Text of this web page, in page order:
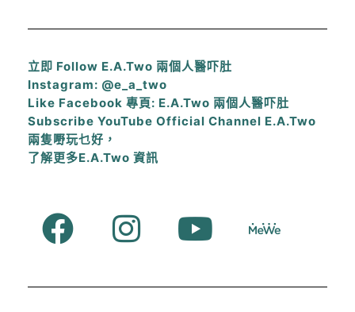
立即 Follow E.A.Two 兩個人醫吓肚
Instagram: @e_a_two
Like Facebook 專頁: E.A.Two 兩個人醫吓肚
Subscribe YouTube Official Channel E.A.Two
兩隻嘢玩乜好，
了解更多E.A.Two 資訊